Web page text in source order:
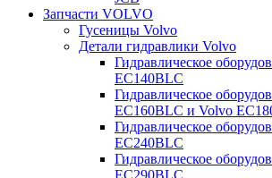
Запчасти VOLVO
Гусеницы Volvo
Детали гидравлики Volvo
Гидравлическое
EC140BLC
Гидравлическое
EC160BLC и Volvo
Гидравлическое
EC240BLC
Гидравлическое
EC290BLC